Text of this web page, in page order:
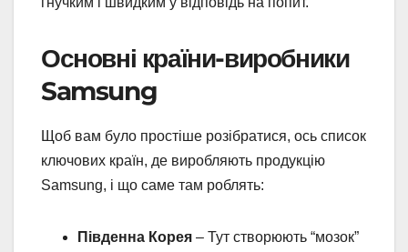
Основні країни-виробники
Samsung
Щоб вам було простіше розібратися, ось список
ключових країн, де виробляють продукцію
Samsung, і що саме там роблять:
Південна Корея – Тут створюють “мозок”